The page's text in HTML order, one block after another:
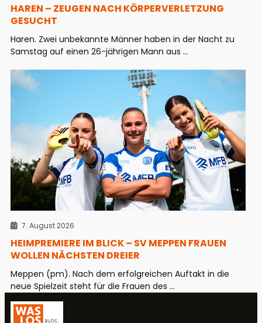
HAREN – ZEUGEN NACH KÖRPERVERLETZUNG
GESUCHT
Haren. Zwei unbekannte Männer haben in der Nacht zu
Samstag auf einen 26-jährigen Mann aus ...
7. August 2026
HEIMPREMIERE IM BLICK – SV MEPPEN FRAUEN
WOLLEN NÄCHSTEN DREIER
Meppen (pm). Nach dem erfolgreichen Auftakt in die
neue Spielzeit steht für die Frauen des ...